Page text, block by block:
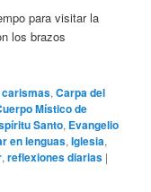
para visitar la
los brazos
carismas,Carpa del
Místico de
Santo, Evangelio
en lenguas,Iglesia,
,reflexiones diarias |